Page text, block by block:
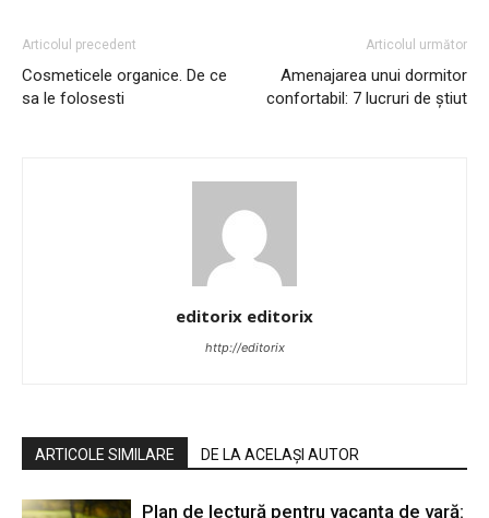
Articolul precedent
Cosmeticele organice. De ce
sa le folosesti
Articolul următor
Amenajarea unui dormitor
confortabil: 7 lucruri de știut
editorix editorix
http://editorix
ARTICOLE SIMILARE DE LA ACELAȘI AUTOR
Plan de lectură pentru vacanța de vară: